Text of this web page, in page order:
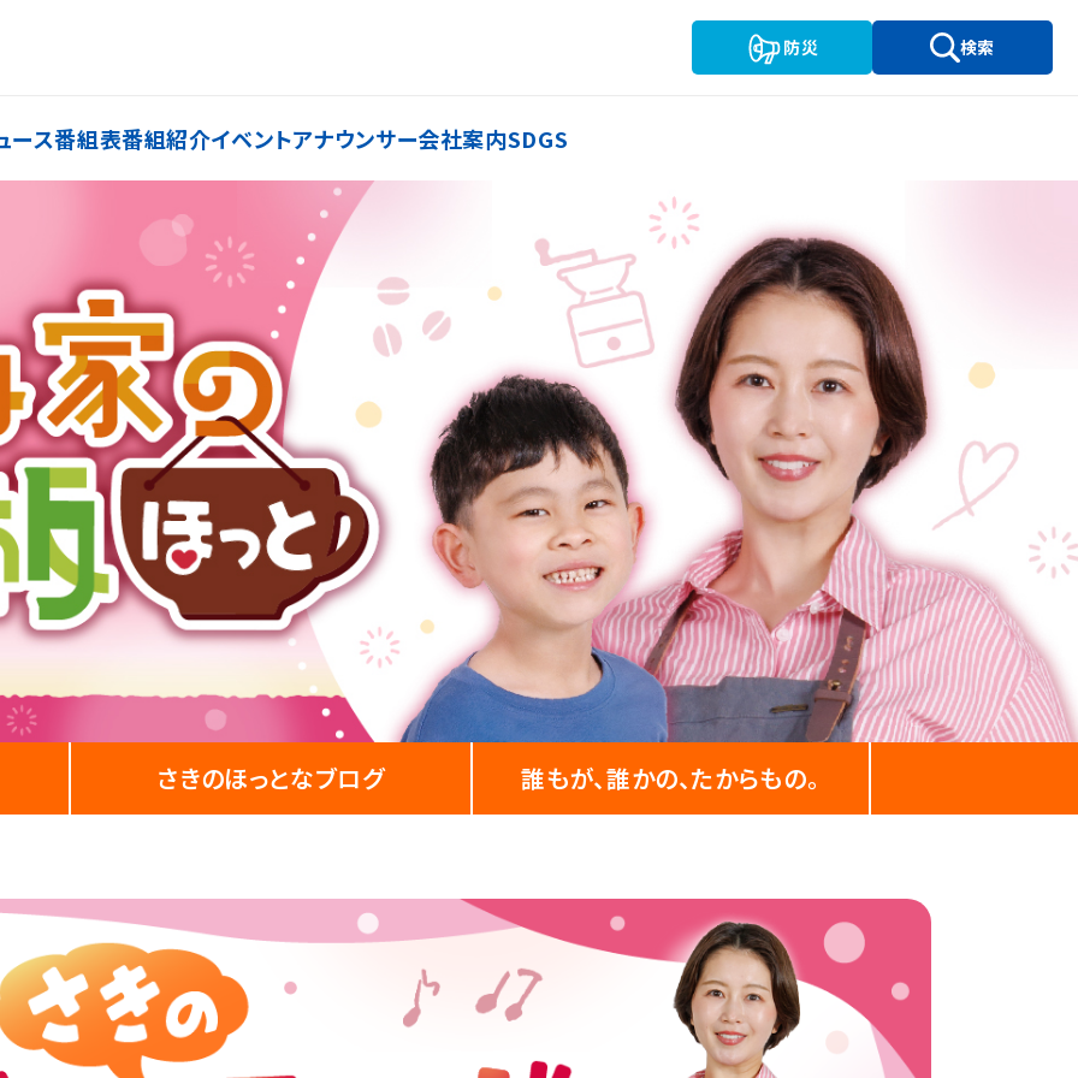
防災 検索
ース番組表番組紹介イベントアナウンサー会社案内SDGS
さきのほっとなブログ 誰もが、誰かの、たからもの。